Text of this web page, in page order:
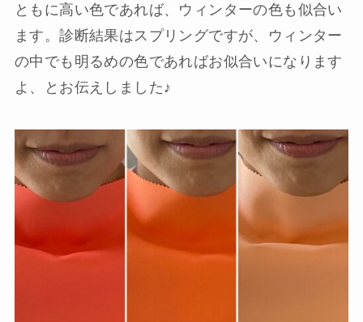
ともに高い色であれば、ウィンターの色も似合い
ます。診断結果はスプリングですが、ウィンター
の中でも明るめの色であればお似合いになります
よ、とお伝えしました♪